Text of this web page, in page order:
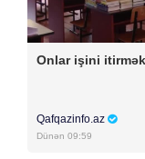
Onlar işini
Qafqazinfo.az
Dünən 09:59